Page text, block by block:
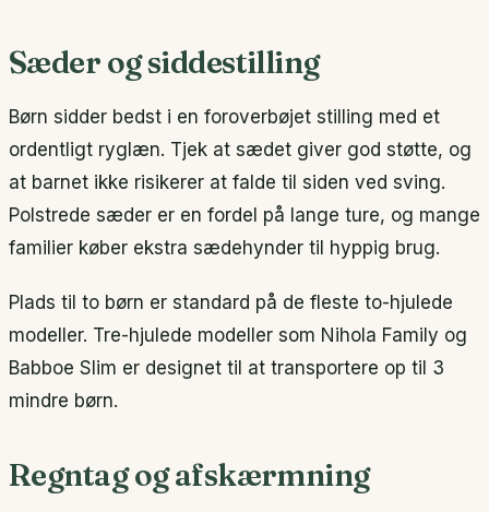
Sæder og siddestilling
Børn sidder bedst i en foroverbøjet stilling med et
ordentligt ryglæn. Tjek at sædet giver god støtte, og
at barnet ikke risikerer at falde til siden ved sving.
Polstrede sæder er en fordel på lange ture, og mange
familier køber ekstra sædehynder til hyppig brug.
Plads til to børn er standard på de fleste to-hjulede
modeller. Tre-hjulede modeller som Nihola Family og
Babboe Slim er designet til at transportere op til 3
mindre børn.
Regntag og afskærmning